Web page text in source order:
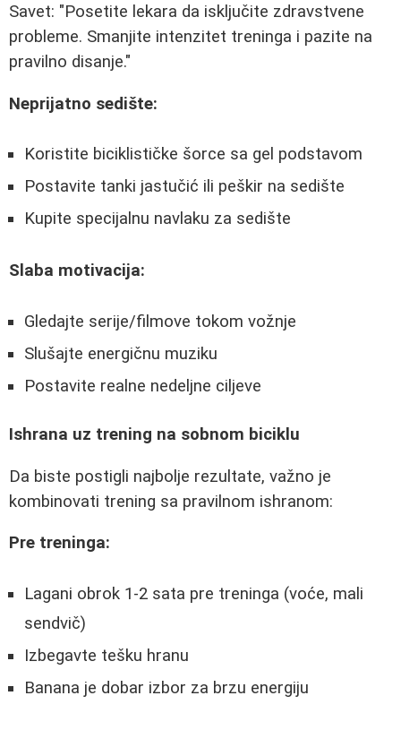
Savet: "Posetite lekara da isključite zdravstvene
probleme. Smanjite intenzitet treninga i pazite na
pravilno disanje."
Neprijatno sedište:
Koristite biciklističke šorce sa gel podstavom
Postavite tanki jastučić ili peškir na sedište
Kupite specijalnu navlaku za sedište
Slaba motivacija:
Gledajte serije/filmove tokom vožnje
Slušajte energičnu muziku
Postavite realne nedeljne ciljeve
Ishrana uz trening na sobnom biciklu
Da biste postigli najbolje rezultate, važno je
kombinovati trening sa pravilnom ishranom:
Pre treninga:
Lagani obrok 1-2 sata pre treninga (voće, mali
sendvič)
Izbegavte tešku hranu
Banana je dobar izbor za brzu energiju